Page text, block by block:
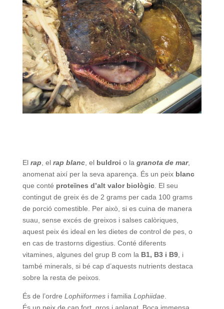
El rap , el rap blanc, el buldroi o la granota de mar,
anomenat així per la seva aparença. És un peix blanc
que conté proteïnes d’alt valor biològic. El seu
contingut de greix és de 2 grams per cada 100 grams
de porció comestible. Per això, si es cuina de manera
suau, sense excés de greixos i salses calòriques,
aquest peix és ideal en les dietes de control de pes, o
en cas de trastorns digestius. Conté diferents
vitamines, algunes del grup B com la B1, B3 i B9, i
també minerals, si bé cap d’aquests nutrients destaca
sobre la resta de peixos.
És de l’ordre Lophiiformesi familia Lophiidae.